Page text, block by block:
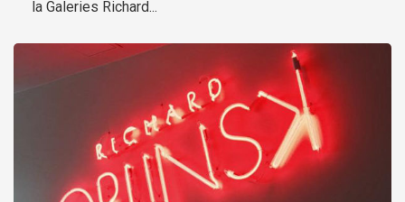
la Galeries Richard...